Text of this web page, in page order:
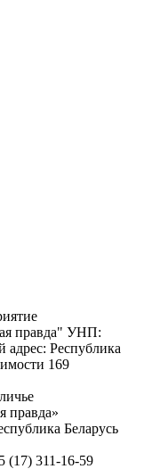
правда" УНП:
Республика
169
правда»
Беларусь
(17) 311-16-59